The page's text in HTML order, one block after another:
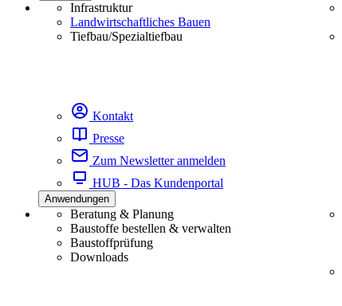
Infrastruktur
Landwirtschaftliches Bauen
Tiefbau/Spezialtiefbau
Kontakt
Presse
Zum Newsletter anmelden
HUB - Das Kundenportal
Anwendungen
Beratung & Planung
Baustoffe bestellen & verwalten
Baustoffprüfung
Downloads